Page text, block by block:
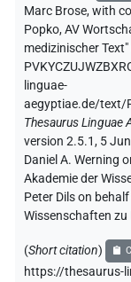
Marc Brose,with
Popko,AV
medizinischer Text"
linguae-
aegyptiae.de/text/
Thesaurus Linguae
version 2.5.1, 5
Daniel A. Werning
Akademie der
Peter Dils on
Wissenschaften zu
(Short citation)
https://thesaurus-